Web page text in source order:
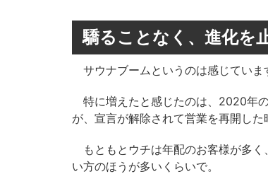
驕ることなく、進化を
サウナブームというのは感じていま
特に増えたと感じたのは、2020年
が、宣言が解除されて営業を再開した
もともとウチは年配のお客様が多く
い方のほうが多いくらいで。